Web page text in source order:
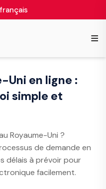
≡
Uni en ligne :
simple et
Royaume-Uni ?
de demande en
délais à prévoir pour
facilement.